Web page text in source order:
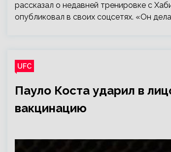
рассказал о недавней тренировке с
опубликовал в своих соцсетях. «Он
UFC
Пауло Коста ударил в
вакцинацию